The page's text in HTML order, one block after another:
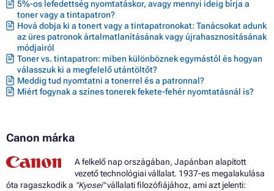
Patron CANON MAXIFY MB5455
5%-os lefedettség nyomtatáskor, avagy mennyi ideig bírja a
toner vagy a tintapatron?
Hová dobja ki a tonert vagy a tintapatronokat: Tanácsokat adunk
az üres patronok ártalmatlanításának vagy újrahasznosításának
módjairól
Toner vs. tintapatron: miben különböznek egymástól és hogyan
válasszuk ki a megfelelő utántöltőt?
Meddig tud nyomtatni a tonerrel és a patronnal?
Miért fogynak a színes tonerek fekete-fehér nyomtatásnál is?
Canon márka
A felkelő nap országában, Japánban alapított
vezető technológiai vállalat. 1937-es megalakulása
óta ragaszkodik a "Kyosei"vállalati filozófiájához, ami azt jelenti: